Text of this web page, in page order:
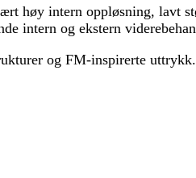
høy intern oppløsning, lavt
intern og ekstern
og FM-inspirerte